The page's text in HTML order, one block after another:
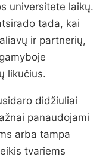
universitete laikų.
tada, kai
ir partnerių,
likučius.
didžiuliai
panaudojami
arba tampa
tvariems